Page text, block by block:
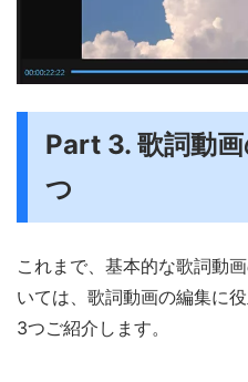
Part 3. 歌詞動
つ
これまで、基本的な歌詞動
いては、歌詞動画の編集に
3つご紹介します。